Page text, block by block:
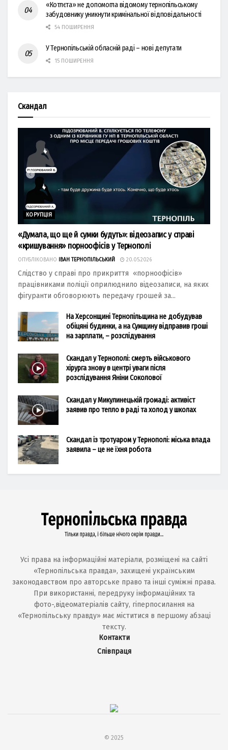
«Котлєта» не допомогла відомому тернопільському
забудовнику уникнути кримінальної відповідальності
54 ПОШИРЕННЯ
У Тернопільській обласній раді – нові депутати
15 ПОШИРЕННЯ
Скандал
КОРУПЦІЯ
«Думала, що ще й сумки будуть»: відеозапис у справі
«кришування» порноофісів у Тернополі
ОПУБЛІКОВАНО ІВАН ТЕРНОПІЛЬСЬКИЙ 20.05.2026
Слідство у справі про прикриття «порноофісів»
працівниками поліції оприлюднило відеозаписи, на яких
фігуранти обговорюють передачу грошей за...
На Херсонщині Тернопільщина не добудував
обіцяні будинки, а на Сумщину відправив гроші
на зарплати, – розслідування
Скандал у Тернополі: смерть військового
хірурга знову в центрі уваги після
розслідування Яніни Соколової
Скандал у Микулинецькій громаді: активіст
заявив про тепло в раді та холод у школах
Скандал із тротуаром у Тернополі: міська влада
заявила – це не їхня робота
Усі права на інформаційні матеріали, розміщені на сайті
«Тернопільська правда», захищені українським
законодавством про авторське право та інші суміжні права.
При використанні, передруку інформаційних та
фото-,відеоматеріалів сайту, гіперпосилання на
«Тернопільську правду» має міститися в першому абзаці
тексту.
Контакти
Співпраця
© 2025